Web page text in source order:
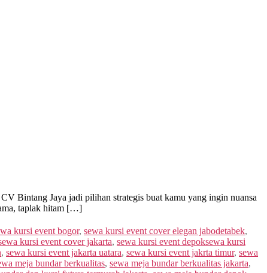
Bintang Jaya jadi pilihan strategis buat kamu yang ingin nuansa
taplak hitam […]
kursi event bogor, sewa kursi event cover elegan jabodetabek,
kursi event cover jakarta, sewa kursi event depoksewa kursi
, sewa kursi event jakarta uatara, sewa kursi event jakrta timur, sewa
meja bundar berkualitas, sewa meja bundar berkualitas jakarta,